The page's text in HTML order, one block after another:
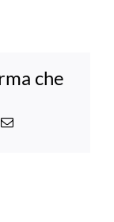
che
Email